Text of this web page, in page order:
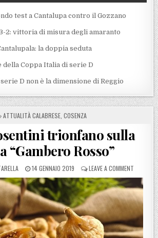
test a Cantalupa contro il Gozzano
2: vittoria di misura degli amaranto
la doppia seduta
della Coppa Italia di serie D
serie D non è la dimensione di Reggio
POSTED IN
ATTUALITÀ CALABRESE, COSENZA
trionfano sulla
“Gambero Rosso”
POSTED ON
14 GENNAIO 2019 LEAVE A COMMENT ON I